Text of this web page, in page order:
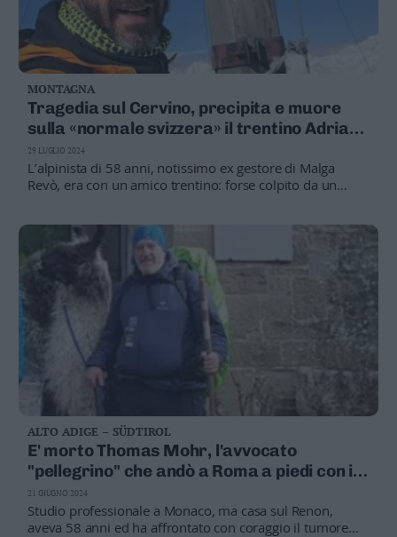
MONTAGNA
Tragedia sul Cervino, precipita e muore
sulla «normale svizzera» il trentino Adriano
Bonmassar
L’alpinista di 58 anni, notissimo ex gestore di Malga
Revò, era con un amico trentino: forse colpito da un
29 LUGLIO 2024
ALTO ADIGE – SÜDTIROL
E' morto Thomas Mohr, l'avvocato
"pellegrino" che andò a Roma a piedi con i
tre lama
Studio professionale a Monaco, ma casa sul Renon,
aveva 58 anni ed ha affrontato con coraggio il tumore
21 GIUGNO 2024